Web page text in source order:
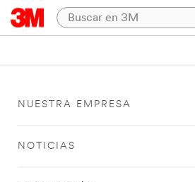
NUESTRA EMPRESA
NOTICIAS